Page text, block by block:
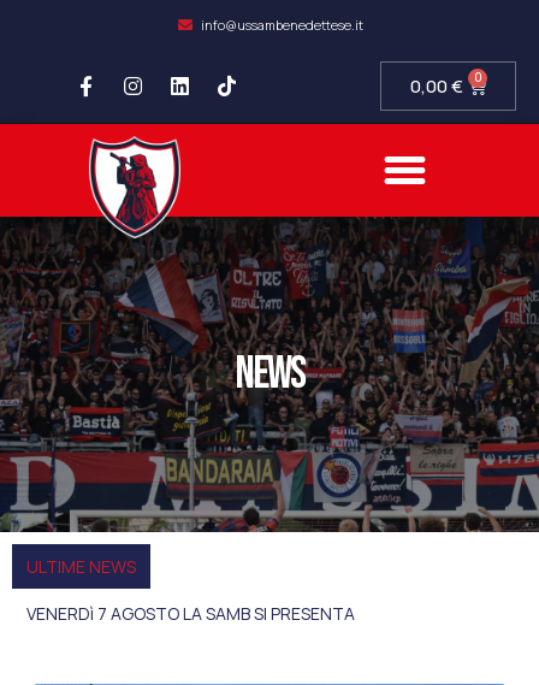
info@ussambenedettese.it
0,00€ 0
news
ULTIME NEWS
VENERDì 7 AGOSTO LA SAMB SI PRESENTA